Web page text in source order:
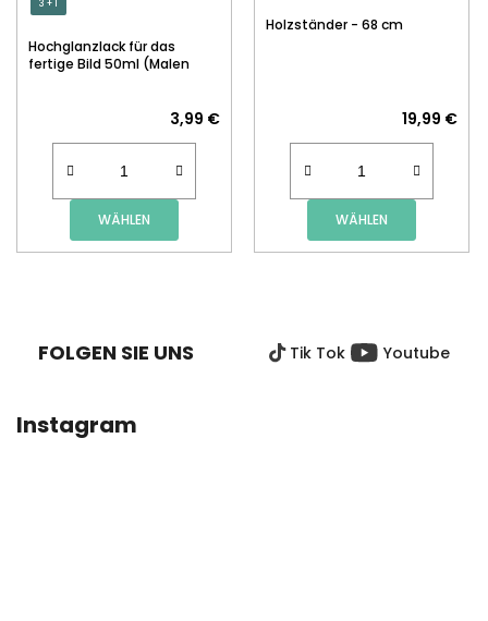
3 + 1
Hochglanzlack für das
fertige Bild 50ml (Malen
3,99 €
WÄHLEN
Holzständer - 68 cm
19,99 €
WÄHLEN
FOLGEN SIE UNS Tik Tok Youtube
Instagram